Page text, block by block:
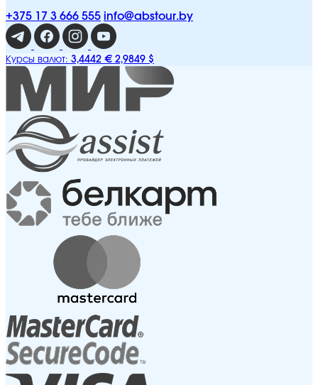
+375 17 3 666 555 info@abstour.by
Курсы валют: 3,4442 € 2,9849 $